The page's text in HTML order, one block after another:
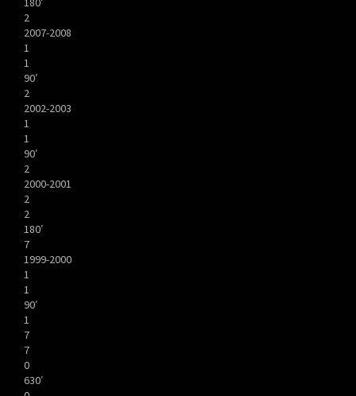
2
2007-2008
1
1
90′
2
2002-2003
1
1
90′
2
2000-2001
2
2
180′
7
1999-2000
1
1
90′
1
7
7
0
630′